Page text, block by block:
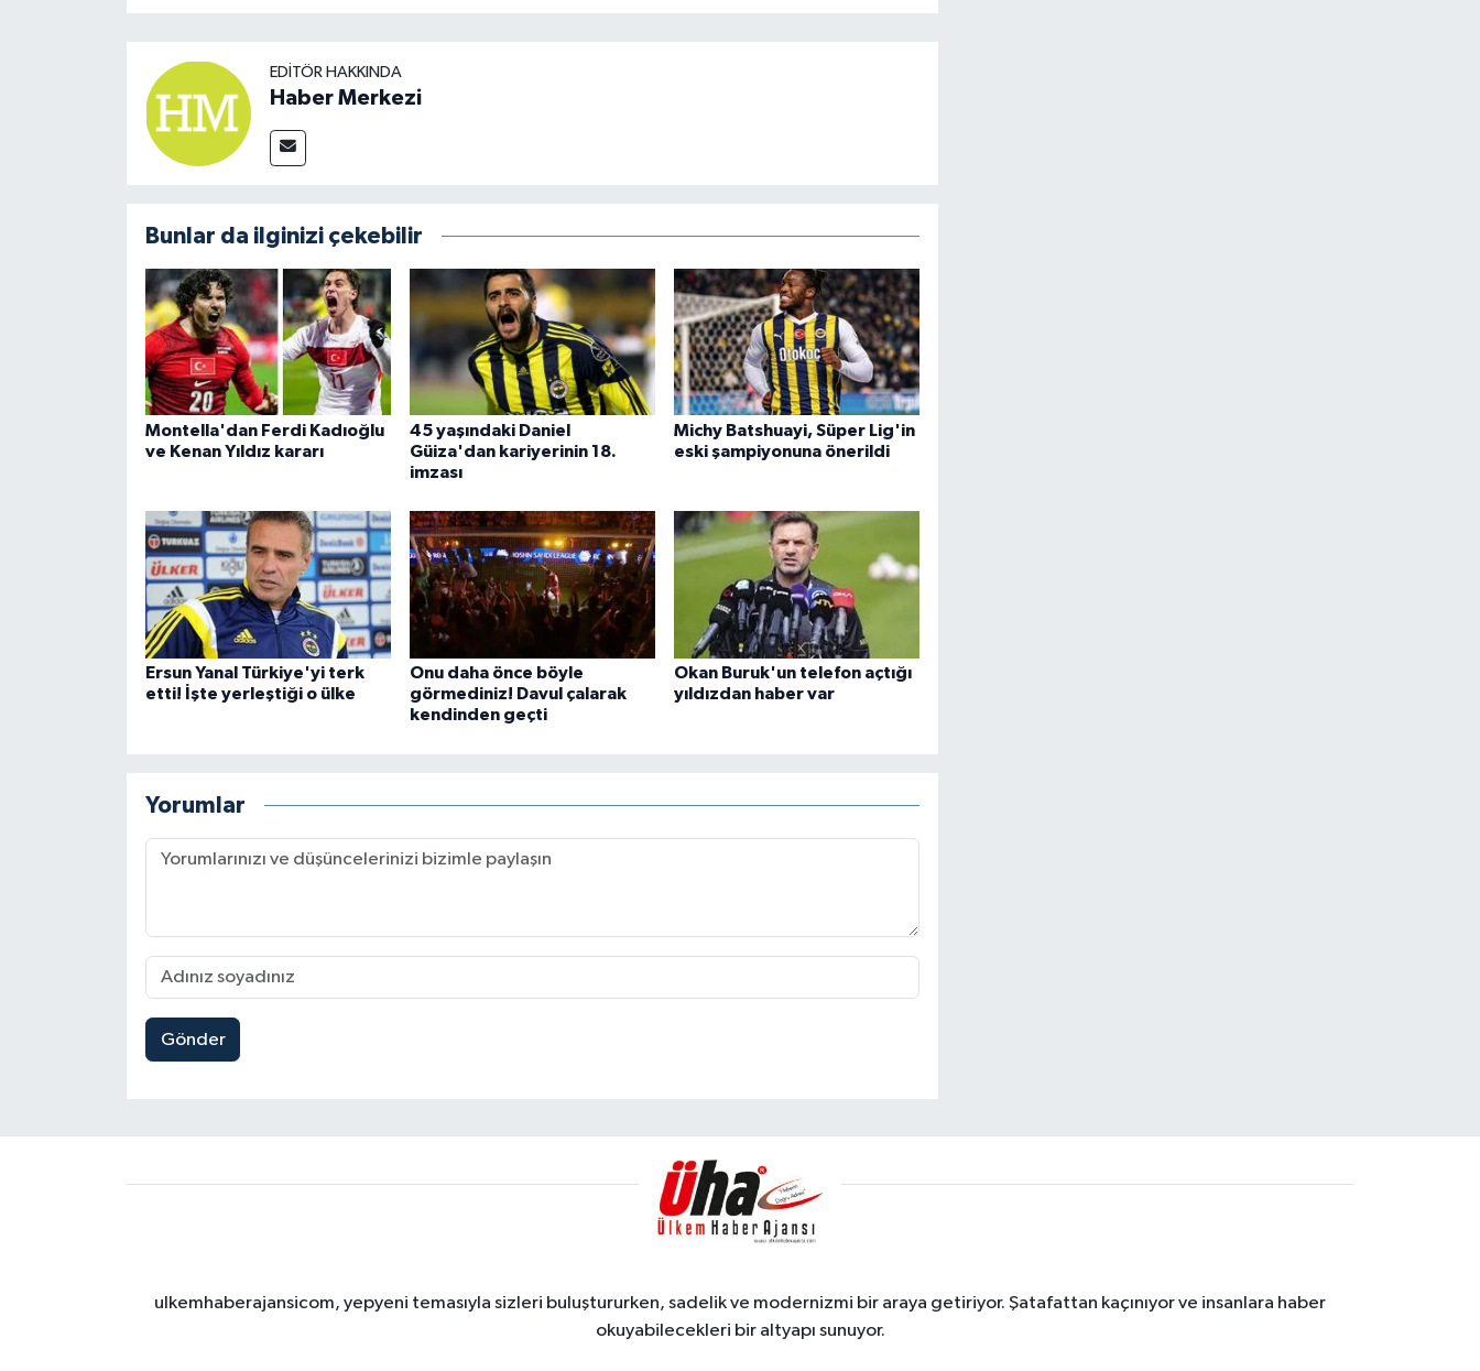
EDITÖR HAKKINDA
Haber Merkezi
Bunlar da ilginizi çekebilir
Montella'dan Ferdi Kadıoğlu
ve Kenan Yıldız kararı
45 yaşındaki Daniel
Güiza'dan kariyerinin 18.
imzası
Michy Batshuayi, Süper Lig'in
eski şampiyonuna önerildi
Ersun Yanal Türkiye'yi terk
etti! İşte yerleştiği o ülke
Onu daha önce böyle
görmediniz! Davul çalarak
kendinden geçti
Okan Buruk'un telefon açtığı
yıldızdan haber var
Yorumlar
Gönder
ulkemhaberajansicom, yepyeni temasıyla sizleri buluştururken, sadelik ve modernizmi bir araya getiriyor. Şatafattan kaçınıyor ve insanlara haber
okuyabilecekleri bir altyapı sunuyor.